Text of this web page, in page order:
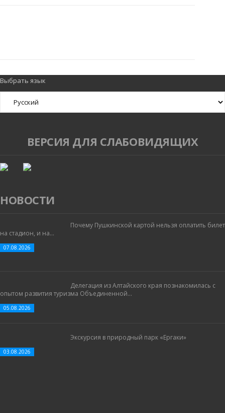
Выбрать язык
ВЕРСИЯ ДЛЯ СЛАБОВИДЯЩИХ
НОВОСТИ
Почему Пушкинской картой нельзя оплатить билет
на стадион, и на...
07.08.2026
Делегация из Алтайского края познакомилась с
опытом развития туризма Объединенной...
05.08.2026
Экскурсия в природный парк «Ергаки»
03.08.2026